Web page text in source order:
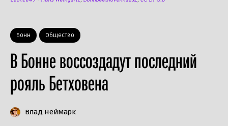
Бонн Общество
В Бонне воссоздадут последний
рояль Бетховена
Влад Неймарк